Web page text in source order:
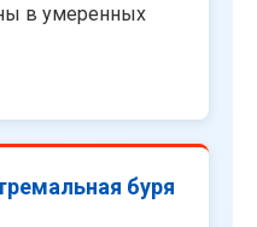
в умеренных
буря